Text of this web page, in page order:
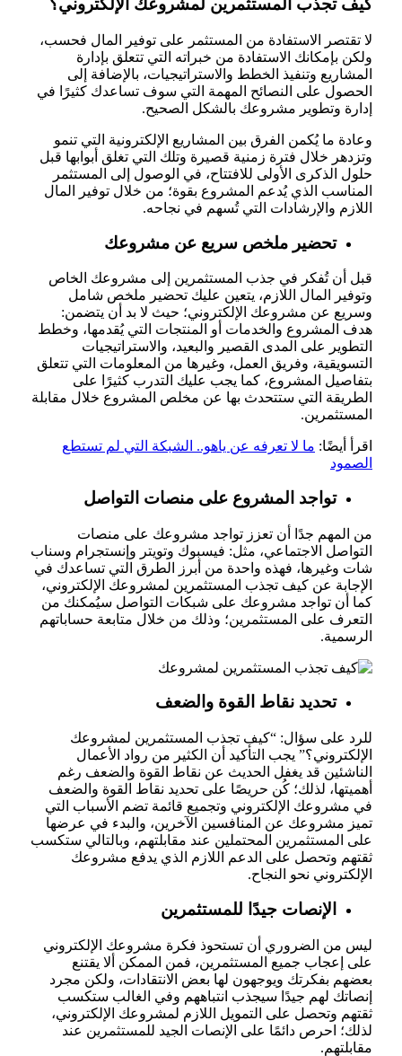
كيف تجذب المستثمرين لمشروعك الإلكتروني؟
لا تقتصر الاستفادة من المستثمر على توفير المال فحسب،
ولكن بإمكانك الاستفادة من خبراته التي تتعلق بإدارة
المشاريع وتنفيذ الخطط والاستراتيجيات، بالإضافة إلى
الحصول على النصائح المهمة التي سوف تساعدك كثيرًا في
إدارة وتطوير مشروعك بالشكل الصحيح.
وعادة ما يُكمن الفرق بين المشاريع الإلكترونية التي تنمو
وتزدهر خلال فترة زمنية قصيرة وتلك التي تغلق أبوابها قبل
حلول الذكرى الأولى للافتتاح، في الوصول إلى المستثمر
المناسب الذي يُدعم المشروع بقوة؛ من خلال توفير المال
اللازم والإرشادات التي تُسهم في نجاحه.
تحضير ملخص سريع عن مشروعك
قبل أن تُفكر في جذب المستثمرين إلى مشروعك الخاص
وتوفير المال اللازم، يتعين عليك تحضير ملخص شامل
وسريع عن مشروعك الإلكتروني؛ حيث لا بد أن يتضمن:
هدف المشروع والخدمات أو المنتجات التي يُقدمها، وخطط
التطوير على المدى القصير والبعيد، والاستراتيجيات
التسويقية، وفريق العمل، وغيرها من المعلومات التي تتعلق
بتفاصيل المشروع، كما يجب عليك التدرب كثيرًا على
الطريقة التي ستتحدث بها عن مخلص المشروع خلال مقابلة
المستثمرين.
اقرأ أيضًا: ما لا تعرفه عن ياهو.. الشبكة التي لم تستطع
الصمود
تواجد المشروع على منصات التواصل
من المهم جدًا أن تعزز تواجد مشروعك على منصات
التواصل الاجتماعي، مثل: فيسبوك وتويتر وإنستجرام وسناب
شات وغيرها، فهذه واحدة من أبرز الطرق التي تساعدك في
الإجابة عن كيف تجذب المستثمرين لمشروعك الإلكتروني،
كما أن تواجد مشروعك على شبكات التواصل سيُمكنك من
التعرف على المستثمرين؛ وذلك من خلال متابعة حساباتهم
الرسمية.
تحديد نقاط القوة والضعف
للرد على سؤال: “كيف تجذب المستثمرين لمشروعك
الإلكتروني؟” يجب التأكيد أن الكثير من رواد الأعمال
الناشئين قد يغفل الحديث عن نقاط القوة والضعف رغم
أهميتها، لذلك؛ كُن حريصًا على تحديد نقاط القوة والضعف
في مشروعك الإلكتروني وتجميع قائمة تضم الأسباب التي
تميز مشروعك عن المنافسين الآخرين، والبدء في عرضها
على المستثمرين المحتملين عند مقابلتهم، وبالتالي ستكسب
ثقتهم وتحصل على الدعم اللازم الذي يدفع مشروعك
الإلكتروني نحو النجاح.
الإنصات جيدًا للمستثمرين
ليس من الضروري أن تستحوذ فكرة مشروعك الإلكتروني
على إعجاب جميع المستثمرين، فمن الممكن ألا يقتنع
بعضهم بفكرتك ويوجهون لها بعض الانتقادات، ولكن مجرد
إنصاتك لهم جيدًا سيجذب انتباههم وفي الغالب ستكسب
ثقتهم وتحصل على التمويل اللازم لمشروعك الإلكتروني،
لذلك؛ احرص دائمًا على الإنصات الجيد للمستثمرين عند
مقابلتهم.